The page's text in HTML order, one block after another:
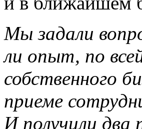
Мы задали
ли опыт, по
собственного
приеме
И получили